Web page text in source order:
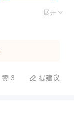
展开 
赞 3  提建议